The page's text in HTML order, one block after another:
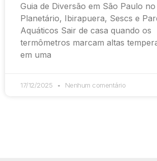
Guia de Diversão em São Paulo
Planetário, Ibirapuera, Sescs e
Aquáticos Sair de casa quando os
termômetros marcam altas
em uma
17/12/2025 Nenhum comentário